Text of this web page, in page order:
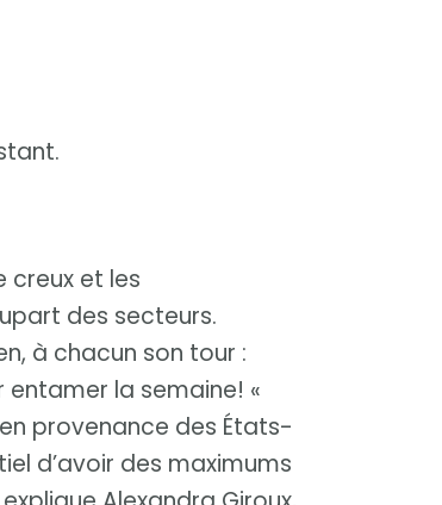
creux et les
des secteurs.
à chacun son tour :
la semaine! «
provenance des États-
d’avoir des maximums